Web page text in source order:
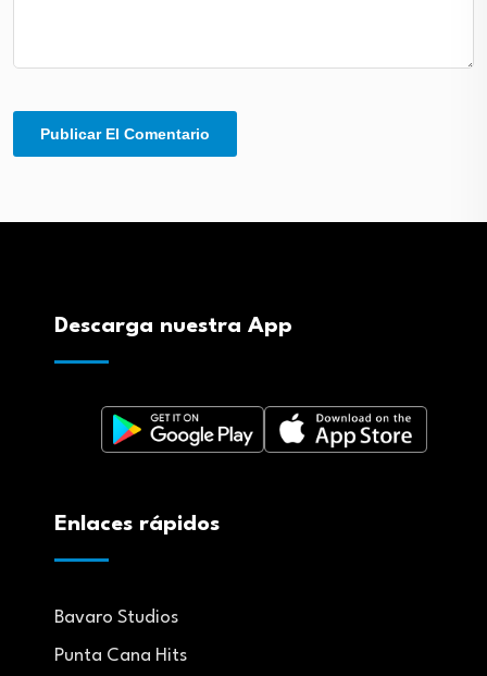
Descarga nuestra App
Enlaces rápidos
Bavaro Studios
Punta Cana Hits